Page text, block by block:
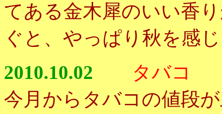
てある金木犀のいい香
ぐと、やっぱり秋を感
2010.10.02
タバコ
今月からタバコの値段